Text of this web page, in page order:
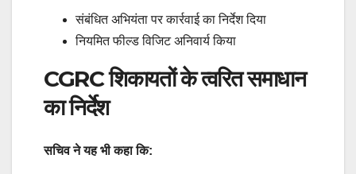
संबंधित अभियंता पर कार्रवाई का निर्देश दिया
नियमित फील्ड विजिट अनिवार्य किया
CGRC शिकायतों के त्वरित समाधान
का निर्देश
सचिव ने यह भी कहा कि: